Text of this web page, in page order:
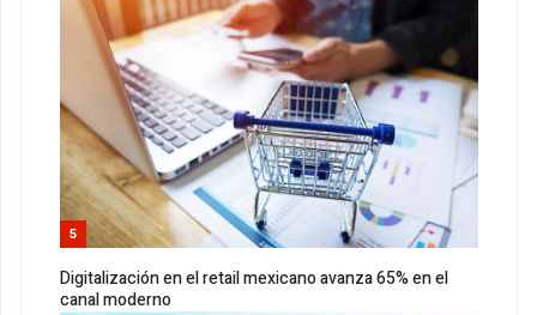
5
Digitalización en el retail mexicano avanza 65% en el
canal moderno